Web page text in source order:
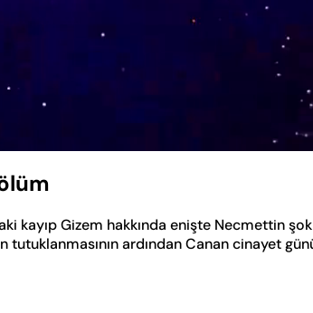
kayıp Gizem hakkında enişte Necmettin
ardından Canan cinayet